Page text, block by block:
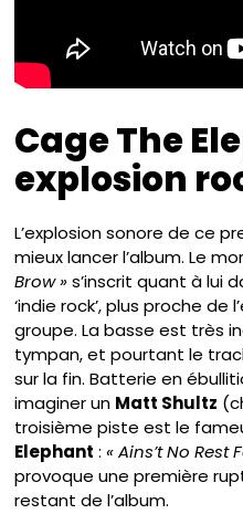
Cage The
explosion
L’explosion sonore de ce
mieux lancer l’album. Le
Brow »s’inscrit quant à lui
‘indie rock’, plus proche
groupe. La basse est très
tympan, et pourtant le
sur la fin. Batterie en
imaginer un Matt Shultz
troisième piste est le
Elephant :« Ains’t No Rest
provoque une première
restant de l’album.